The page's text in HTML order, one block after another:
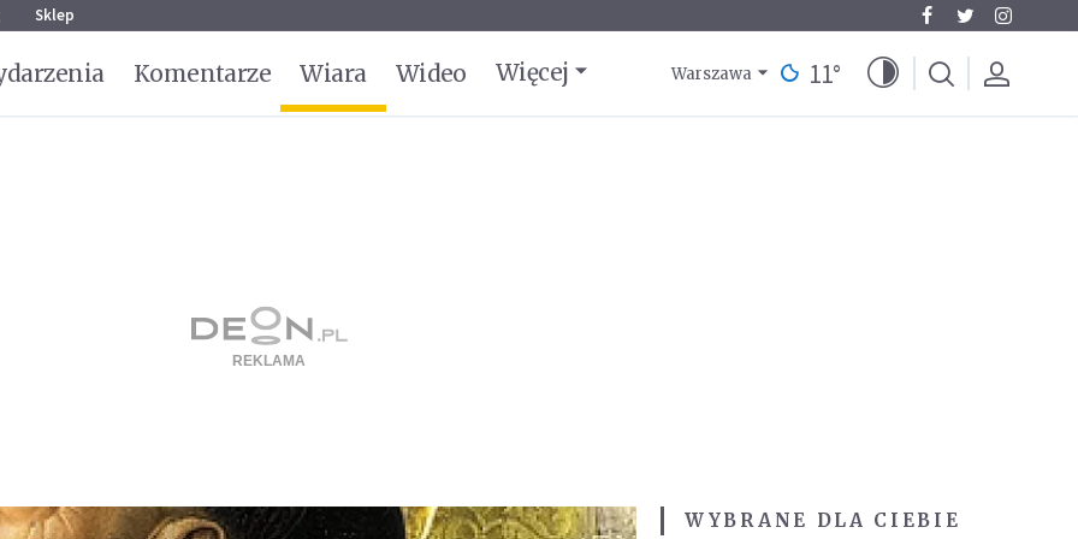
Sklep
Komentarze Wiara Wideo Więcej Warszawa 11°
WYBRANE DLA CIEBIE